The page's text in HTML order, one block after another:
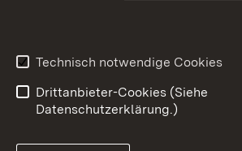
Technisch notwendige Cookies
Drittanbieter-Cookies (Siehe
Datenschutzerklärung.)